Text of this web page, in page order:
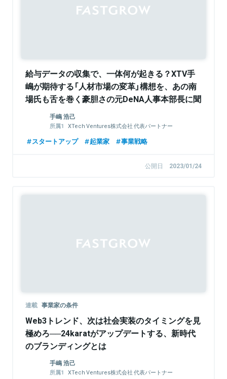
給与データの収集で、一体何が起きる？XTV手
嶋が期待する「人材市場の変革」構想を、あの南
場氏も舌を巻く豪胆さの元DeNA人事本部長に聞
手嶋 浩己
XTech Ventures株式会社 代表パートナー
スタートアップ 起業家 事業戦略
公開日 2023/01/24
連載 事業家の条件
Web3トレンド、次は社会実装のタイミングを見
極めろ──24karatがアップデートする、新時代
のブランディングとは
手嶋 浩己
XTech Ventures株式会社 代表パートナー